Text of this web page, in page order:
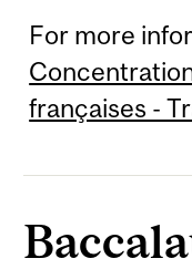
For more
françaises -